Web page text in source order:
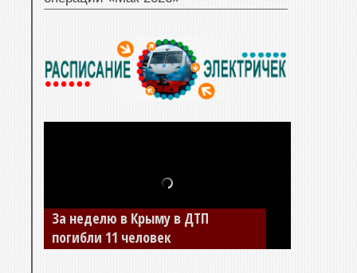
За неделю в Крыму в ДТП
погибли 11 человек